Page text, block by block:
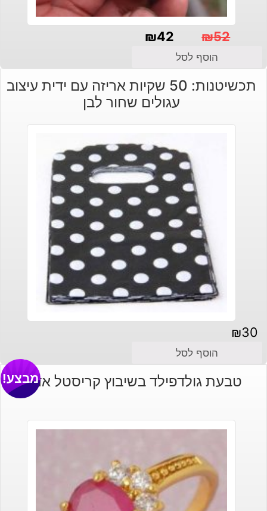
₪52
המקורי
היה:
₪42
הנוכחי
הוא:
הוסף לסל
תכשיטנות: 50 שקיות אריזה עם ידית עיצוב
עגולים שחור לבן
₪30
הוסף לסל
טבעת גולדפילד בשיבוץ קריסטל אדוםמבצע!